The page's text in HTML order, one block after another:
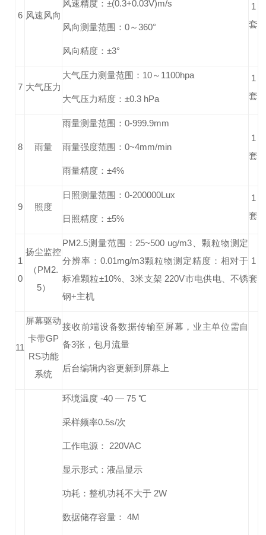
6 风速风向
风速精度：±(0.3+0.03V)m/s
风向测量范围：0～360°
风向精度：±3°
1
套
7 大气压力
大气压力测量范围：10～1100hpa
大气压力精度：±0.3 hPa
1
套
8 雨量
雨量测量范围：0-999.9mm
雨量强度范围：0~4mm/min
雨量精度：±4%
1
套
9 照度
日照测量范围：0-200000Lux
日照精度：±5%
1
套
1
0
扬尘监控
（PM2.
5）
PM2.5测量范围：25~500 ug/m3、颗粒物测定
分辨率：0.01mg/m3颗粒物测定精度：相对于
标准颗粒±10%、3米支架 220V市电供电、不锈
钢+主机
1
套
11
屏幕驱动
卡带GP
RS功能
系统
接收前端设备数据传输至屏幕，业主单位需自
备3张，包月流量
后台编辑内容更新到屏幕上
环境温度 -40 — 75 ℃
采样频率0.5s/次
工作电源： 220VAC
显示形式：液晶显示
功耗：整机功耗不大于 2W
数据储存容量： 4M